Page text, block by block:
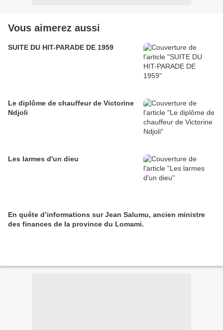
Vous aimerez aussi
SUITE DU HIT-PARADE DE 1959
Le diplôme de chauffeur de Victorine
Ndjoli
Les larmes d'un dieu
En quête d’informations sur Jean Salumu, ancien ministre
des finances de la province du Lomami.